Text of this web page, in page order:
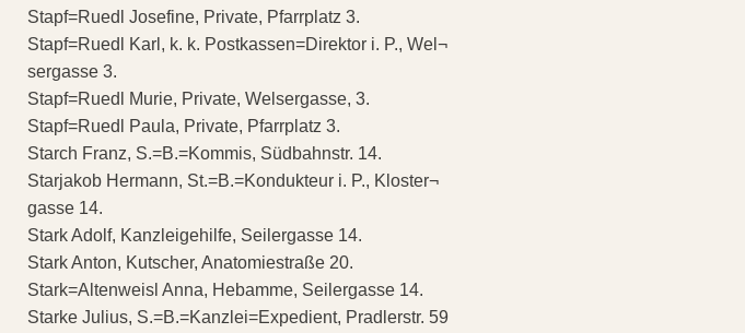
Stapf=Ruedl Josefine, Private, Pfarrplatz 3.
Stapf=Ruedl Karl, k. k. Postkassen=Direktor i. P., Wel¬
sergasse 3.
Stapf=Ruedl Murie, Private, Welsergasse, 3.
Stapf=Ruedl Paula, Private, Pfarrplatz 3.
Starch Franz, S.=B.=Kommis, Südbahnstr. 14.
Starjakob Hermann, St.=B.=Kondukteur i. P., Kloster¬
gasse 14.
Stark Adolf, Kanzleigehilfe, Seilergasse 14.
Stark Anton, Kutscher, Anatomiestraße 20.
Stark=Altenweisl Anna, Hebamme, Seilergasse 14.
Starke Julius, S.=B.=Kanzlei=Expedient, Pradlerstr. 59